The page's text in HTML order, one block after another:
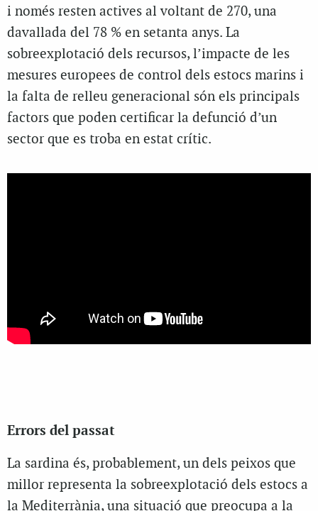
i només resten actives al voltant de 270, una
davallada del 78 % en setanta anys. La
sobreexplotació dels recursos, l’impacte de les
mesures europees de control dels estocs marins i
la falta de relleu generacional són els principals
factors que poden certificar la defunció d’un
sector que es troba en estat crític.
Errors del passat
La sardina és, probablement, un dels peixos que
millor representa la sobreexplotació dels estocs a
la Mediterrània, una situació que preocupa a la